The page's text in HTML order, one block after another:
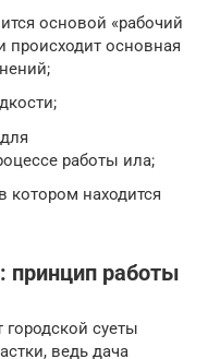
основой «рабочий
происходит основная
работы ила;
котором находится
принцип работы
суеты
ведь дача